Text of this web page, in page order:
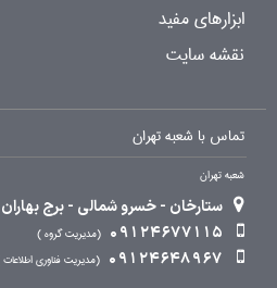
ابزارهای مفید
نقشه سایت
تماس با شعبه تهران
شعبه تهران
ستارخان - خسرو شمالی - برج بهاران -
09124677115
مدیریت گروه
09124648967 مدیریت فناوری اطلاعات